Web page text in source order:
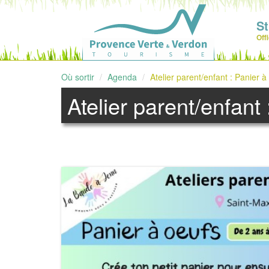
Où sortir Agenda Atelier parent/enfant : Panier
Atelier parent/